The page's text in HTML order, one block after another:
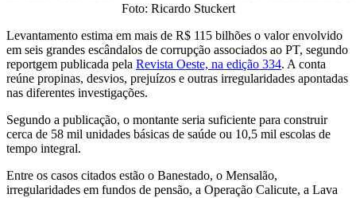
Foto: Ricardo Stuckert
Levantamento estima em mais de R$ 115 bilhões o valor envolvido
em seis grandes escândalos de corrupção associados ao PT, segundo
reportgem publicada pela Revista Oeste, na edição 334. A conta
reúne propinas, desvios, prejuízos e outras irregularidades apontadas
nas diferentes investigações.
Segundo a publicação, o montante seria suficiente para construir
cerca de 58 mil unidades básicas de saúde ou 10,5 mil escolas de
tempo integral.
Entre os casos citados estão o Banestado, o Mensalão,
irregularidades em fundos de pensão, a Operação Calicute, a Lava